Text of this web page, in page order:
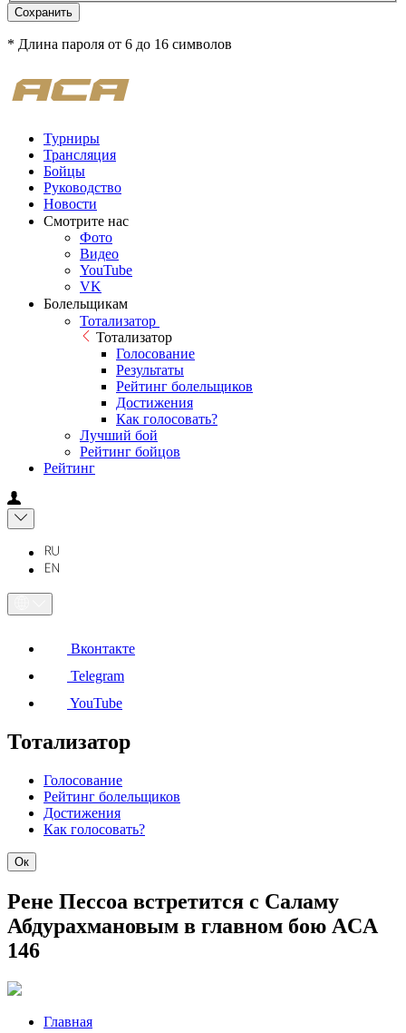
Сохранить
* Длина пароля от 6 до 16 символов
Турниры
Трансляция
Бойцы
Руководство
Новости
Смотрите нас
Фото
Видео
YouTube
VK
Болельщикам
Тотализатор
Тотализатор
Голосование
Результаты
Рейтинг болельщиков
Достижения
Как голосовать?
Лучший бой
Рейтинг бойцов
Рейтинг
Вконтакте
Telegram
YouTube
Тотализатор
Голосование
Рейтинг болельщиков
Достижения
Как голосовать?
Ок
Рене Пессоа встретится с Саламу
Абдурахмановым в главном бою ACA
146
Главная